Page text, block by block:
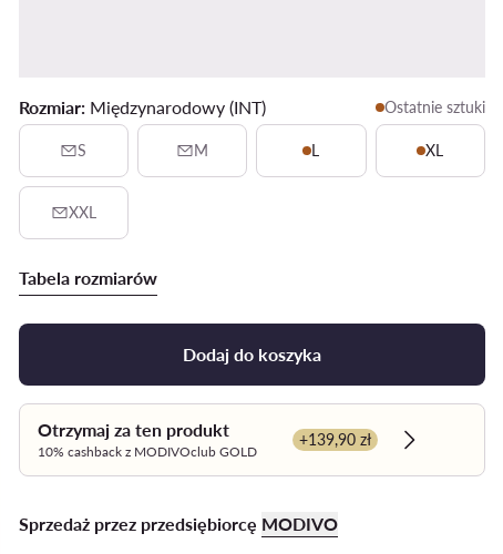
Rozmiar: Międzynarodowy (INT) Ostatnie sztuki
S M L XL
XXL
Tabela rozmiarów
Dodaj do koszyka
Otrzymaj za ten produkt
10% cashback z MODIVOclub GOLD
+139,90 zł
Dowiedz
Sprzedaż przez przedsiębiorcę MODIVO